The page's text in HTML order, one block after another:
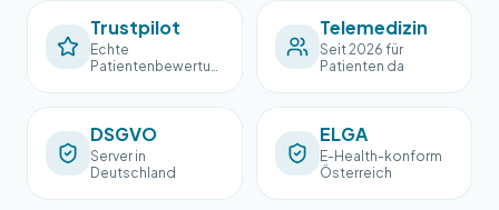
Trustpilot
Echte
Patientenbewertun
Telemedizin
Seit 2026 für
Patienten da
DSGVO
Server in
Deutschland
ELGA
E-Health-konform
Österreich